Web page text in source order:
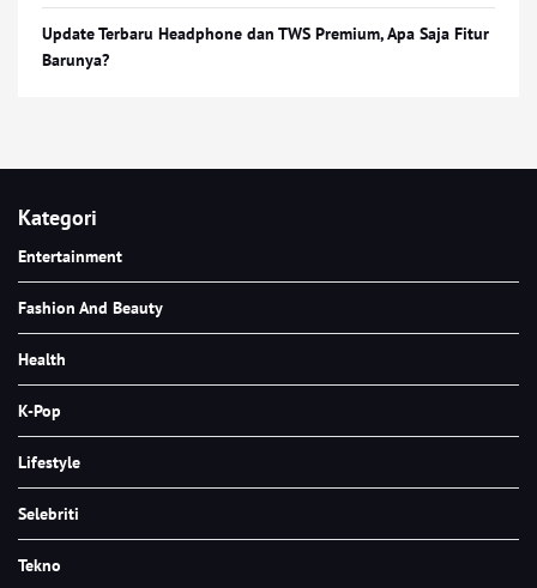
Update Terbaru Headphone dan TWS Premium, Apa Saja Fitur
Barunya?
Kategori
Entertainment
Fashion And Beauty
Health
K-Pop
Lifestyle
Selebriti
Tekno